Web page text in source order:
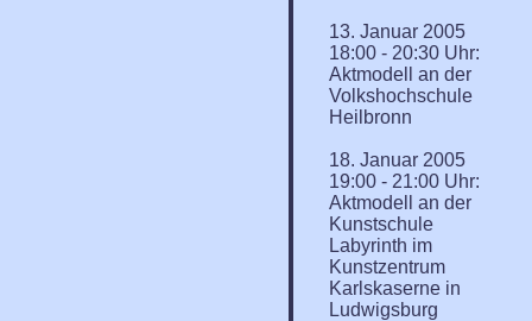
13. Januar 2005
18:00 - 20:30 Uhr:
Aktmodell an der
Volkshochschule
Heilbronn
18. Januar 2005
19:00 - 21:00 Uhr:
Aktmodell an der
Kunstschule
Labyrinth im
Kunstzentrum
Karlskaserne in
Ludwigsburg